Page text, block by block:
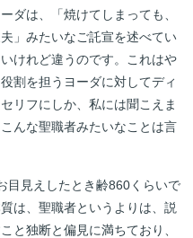
ダは、「焼けてしまっても、
」みたいなご託宣を述べてい
けれど違うのです。これはや
割を担うヨーダに対してディ
リフにしか、私には聞こえま
んな聖職者みたいなことは言
目見えしたとき齢860くらいで
は、聖職者というよりは、説
と独断と偏見に満ちており、